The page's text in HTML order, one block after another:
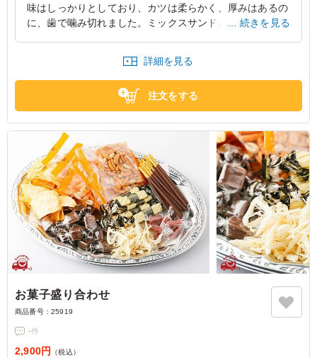
味はしっかりとしており、カツは柔らかく、厚みはあるの
に、歯で噛み切れました。ミックスサンドの方も卵がしっ
愛知県名古屋市千種区新池町
続きを見る
詳細を見る
注文をする
お菓子盛り合わせ
商品番号： 25919
-件
2,900円 （税込）